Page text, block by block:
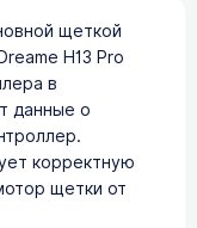
щеткой
H13 Pro
в
данные о
корректную
щетки от